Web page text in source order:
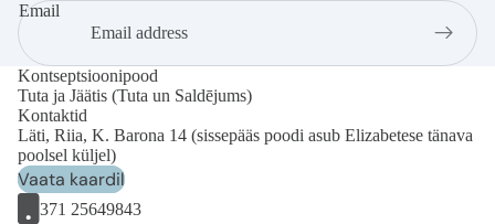
Email
Kontseptsioonipood
Tuta ja Jäätis (Tuta un Saldējums)
Kontaktid
Läti, Riia, K. Barona 14 (sissepääs poodi asub Elizabetese tänava
poolsel küljel)
Vaata kaardil
371 25649843